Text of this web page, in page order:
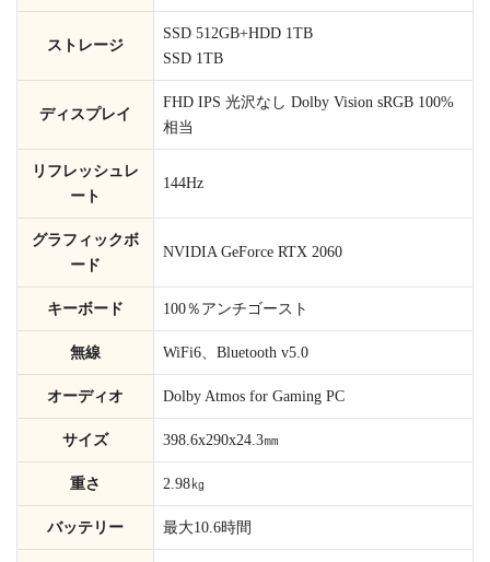
ストレージ
SSD 512GB+HDD 1TB
SSD 1TB
ディスプレイ
FHD IPS 光沢なし Dolby Vision sRGB 100%
相当
リフレッシュレ
ート
144Hz
グラフィックボ
ード
NVIDIA GeForce RTX 2060
キーボード 100％アンチゴースト
無線 WiFi6、Bluetooth v5.0
オーディオ Dolby Atmos for Gaming PC
サイズ 398.6x290x24.3㎜
重さ 2.98㎏
バッテリー 最大10.6時間